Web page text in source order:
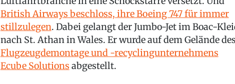
British Airways beschloss, ihre Boeing 747 für immer
stillzulegen. Dabei gelangt der Jumbo-Jet im Boac-
nach St. Athan in Wales. Er wurde auf dem Gelände des
Flugzeugdemontage und -recyclingunternehmens
Ecube Solutions abgestellt.